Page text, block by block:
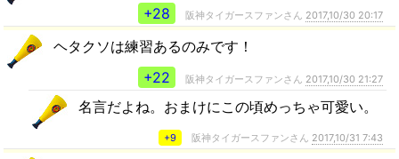
+28
阪神タイガースファンさん 2017,10/30 20:17
ヘタクソは練習あるのみです！
+22
阪神タイガースファンさん 2017,10/30 21:27
名言だよね。おまけにこの頃めっちゃ可愛い。
+9 阪神タイガースファンさん 2017,10/31 7:43